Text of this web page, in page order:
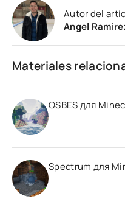
Autor del
Angel
Materiales
OSBES для
Spectrum для